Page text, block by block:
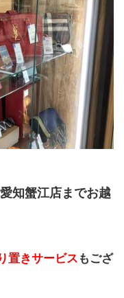
知蟹江店までお越
置きサービス もござ